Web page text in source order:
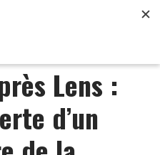
Lens :
d’un